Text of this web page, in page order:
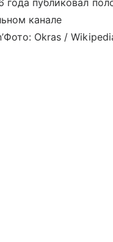
года публиковал
канале
Okras /